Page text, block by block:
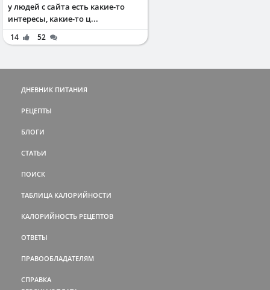
у людей с сайта есть какие-то
интересы, какие-то ц...
14 52
ДНЕВНИК ПИТАНИЯ
РЕЦЕПТЫ
БЛОГИ
СТАТЬИ
ПОИСК
ТАБЛИЦА КАЛОРИЙНОСТИ
КАЛОРИЙНОСТЬ РЕЦЕПТОВ
ОТВЕТЫ
ПРАВООБЛАДАТЕЛЯМ
СПРАВКА